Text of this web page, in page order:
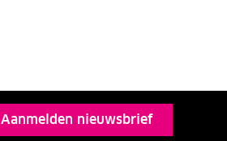
Aanmelden nieuwsbrief